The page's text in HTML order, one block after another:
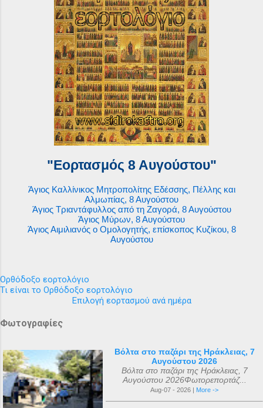
"Εορτασμός 8 Αυγούστου"
Άγιος Καλλίνικος Μητροπολίτης Εδέσσης, Πέλλης και
Αλμωπίας, 8 Αυγούστου
Άγιος Τριαντάφυλλος από τη Ζαγορά, 8 Αυγούστου
Άγιος Μύρων, 8 Αυγούστου
Άγιος Αιμιλιανός ο Ομολογητής, επίσκοπος Κυζίκου, 8
Αυγούστου
Ορθόδοξο εορτολόγιο
Τι είναι το Ορθόδοξο εορτολόγιο
Επιλογή εορτασμού ανά ημέρα
Φωτογραφίες
Βόλτα στο παζάρι της Ηράκλειας, 7
Αυγούστου 2026
Βόλτα στο παζάρι της Ηράκλειας, 7
Αυγούστου 2026Φωτορεπορτάζ...
Aug-07 - 2026 | More ->